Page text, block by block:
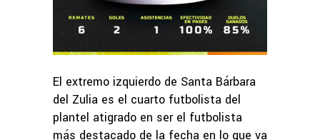
El extremo izquierdo de Santa Bárbara
del Zulia es el cuarto futbolista del
plantel atigrado en ser el futbolista
más destacado de la fecha en lo que va